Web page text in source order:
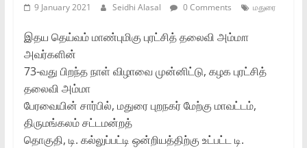
9 January 2021 Seidhi Alasal 0 Comments மதுரை
இதய தெய்வம்‌ மாண்புமிகு புரட்சித் தலைவி அம்ம௱
அவர்களின்‌
73-வது பிறந்த நாள்‌ விழாவை முன்னிட்டு, கழக புரட்சித்‌
தலைவி அம்மா
பேரவையின்‌ சார்பில்‌, மதுரை புறநகர்‌ மேற்கு மாவட்டம்‌,
திருமங்கலம்‌ சட்டமன்றத்‌
தொகுதி, டி. கல்லுப்பட்டி ஒன்றியத்திற்கு உட்பட்ட டி.